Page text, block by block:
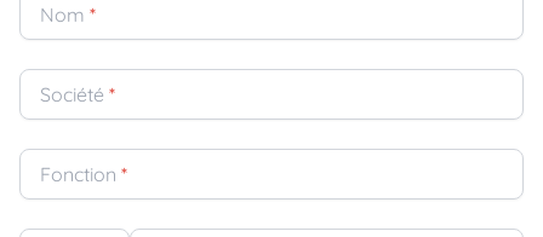
Nom *
Société *
Fonction *